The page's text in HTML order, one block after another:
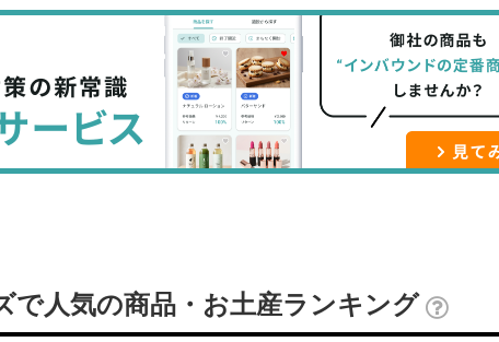
な
ッ
ク
マ
追
加
記
事
を
購
読
マ
ガ
登
録
す
で人気の商品・お土産ランキング